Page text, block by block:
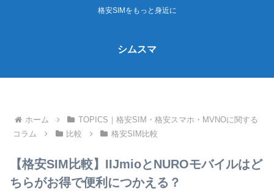
格安SIMをもっと身近に
シムスマ
ホーム
TOPICS｜格安SIM・格安スマホ・MVNOに関する
コラム
比較 格安SIM比較
【格安SIM比較】IIJmioとNUROモバイルはど
ちらがお得で便利につかえる？